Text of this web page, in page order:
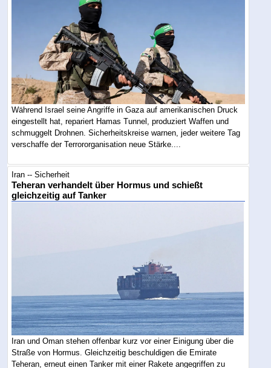
Während Israel seine Angriffe in Gaza auf amerikanischen Druck
eingestellt hat, repariert Hamas Tunnel, produziert Waffen und
schmuggelt Drohnen. Sicherheitskreise warnen, jeder weitere Tag
verschaffe der Terrororganisation neue Stärke....
Iran -- Sicherheit
Teheran verhandelt über Hormus und schießt
gleichzeitig auf Tanker
Iran und Oman stehen offenbar kurz vor einer Einigung über die
Straße von Hormus. Gleichzeitig beschuldigen die Emirate
Teheran, erneut einen Tanker mit einer Rakete angegriffen zu